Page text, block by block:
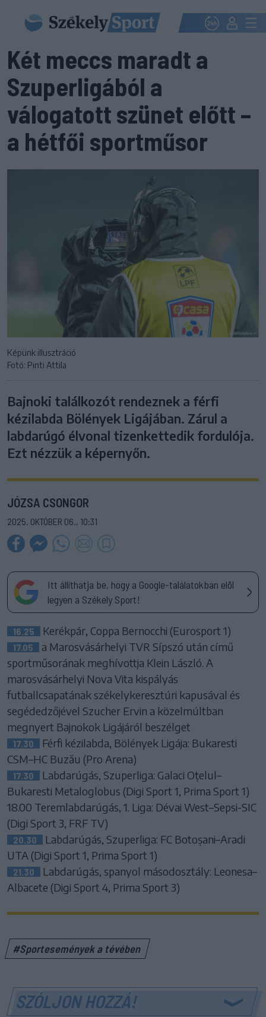
Két meccs maradt a
Szuperligából a
válogatott szünet előtt –
a hétfői sportműsor
Képünk illusztráció
Fotó: Pinti Attila
Bajnoki találkozót rendeznek a férfi
kézilabda Bölények Ligájában. Zárul a
labdarúgó élvonal tizenkettedik fordulója.
Ezt nézzük a képernyőn.
JÓZSA CSONGOR
2025. OKTÓBER 06., 10:31
Itt állíthatja be, hogy a Google-találatokban elöl
legyen a Székely Sport!
16.25 Kerékpár, Coppa Bernocchi (Eurosport 1)
17.05
a Marosvásárhelyi TVR Sípszó után című
sportműsorának meghívottja Klein László. A
marosvásárhelyi Nova Vita kispályás
futballcsapatának székelykeresztúri kapusával és
segédedzőjével Szucher Ervin a közelmúltban
megnyert Bajnokok Ligájáról beszélget
17.30
Férfi kézilabda, Bölények Ligája: Bukaresti
CSM–HC Buzău (Pro Arena)
17.30
Labdarúgás, Szuperliga: Galaci Oțelul–
Bukaresti Metaloglobus (Digi Sport 1, Prima Sport 1)
18.00 Teremlabdarúgás, 1. Liga: Dévai West–Sepsi-SIC
(Digi Sport 3, FRF TV)
20.30
Labdarúgás, Szuperliga: FC Botoșani–Aradi
UTA (Digi Sport 1, Prima Sport 1)
21.30
Labdarúgás, spanyol másodosztály: Leonesa–
Albacete (Digi Sport 4, Prima Sport 3)
#Sportesemények a tévében
SZÓLJON HOZZÁ!